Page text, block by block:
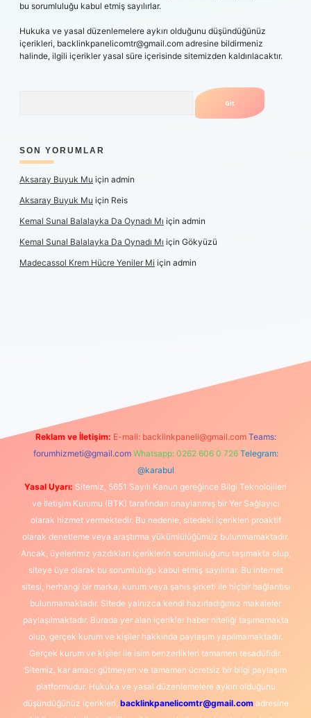
bu sorumluluğu kabul etmiş sayılırlar.
Hukuka ve yasal düzenlemelere aykırı olduğunu düşündüğünüz
içerikleri, backlinkpanelicomtr@gmail.com adresine bildirmeniz
halinde, ilgili içerikler yasal süre içerisinde sitemizden kaldırılacaktır.
SON YORUMLAR
Aksaray Buyuk Mu için admin
Aksaray Buyuk Mu için Reis
Kemal Sunal Balalayka Da Oynadı Mı için admin
Kemal Sunal Balalayka Da Oynadı Mı için Gökyüzü
Madecassol Krem Hücre Yeniler Mi için admin
Reklam ve İletişim: E-mail: backlinkpaneli@gmail.com Teams:
forumhizmeti@gmail.com Whatsapp: 0262 606 0 726 Telegram:
@karabul
Yasal Uyarı: Sitemiz, 5651 Sayılı Kanun gereğince Bilgi Teknolojileri
ve İletişim Kurumu (BTK) tarafından onaylanmış bir Yer Sağlayıcı
olarak hizmet vermektedir. Bu nedenle, sitedeki içerikleri proaktif
olarak denetleme veya araştırma yükümlülüğümüz bulunmamaktadır.
Ancak, üyelerimiz yazdıkları içeriklerin sorumluluğunu taşımakta olup,
siteye üye olarak bu sorumluluğu kabul etmiş sayılırlar. Bu internet
sitesi, herhangi bir marka, kurum veya şahıs şirketi ile hiçbir bağlantısı
bulunmamaktadır. Sitede yalnızca kendi hazırladığımız makaleler
paylaşılmaktadır. Burada yer alan içerikler haber niteliği taşımamakta
olup, gerçek kurum ve kişiler hakkında paylaşım yapılmamaktadır.
Gerçek kurum ve kişiler ile isim benzerlikleri tamamen tesadüfidir.
Sitemiz, kar amacı gütmeyen ve tamamen ücretsiz bir bilgi paylaşım
platformudur. Hukuka ve yasal düzenlemelere aykırı olduğunu
düşündüğünüz içerikleri, backlinkpanelicomtr@gmail.comadresine